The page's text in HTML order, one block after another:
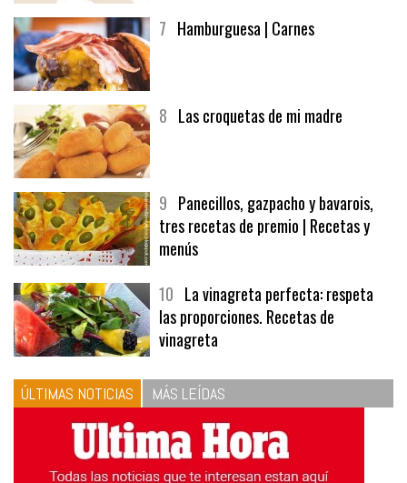
7 Hamburguesa | Carnes
8 Las croquetas de mi madre
9 Panecillos, gazpacho y bavarois,
tres recetas de premio | Recetas y
menús
10 La vinagreta perfecta: respeta
las proporciones. Recetas de
vinagreta
ÚLTIMAS NOTICIAS MÁS LEÍDAS